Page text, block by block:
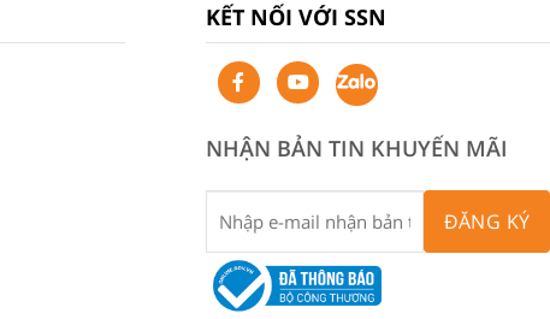
KẾT NỐI VỚI SSN
NHẬN BẢN TIN KHUYẾN MÃI
ĐĂNG KÝ